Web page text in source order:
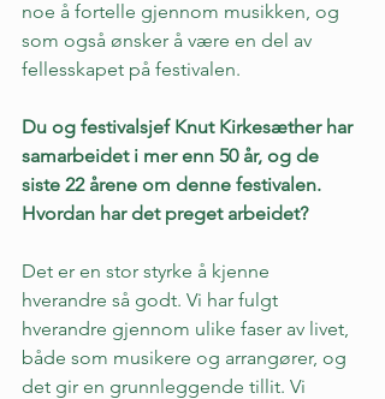
noe å fortelle gjennom musikken, og
som også ønsker å være en del av
fellesskapet på festivalen.
Du og festivalsjef Knut Kirkesæther har
samarbeidet i mer enn 50 år, og de
siste 22 årene om denne festivalen.
Hvordan har det preget arbeidet?
Det er en stor styrke å kjenne
hverandre så godt. Vi har fulgt
hverandre gjennom ulike faser av livet,
både som musikere og arrangører, og
det gir en grunnleggende tillit. Vi